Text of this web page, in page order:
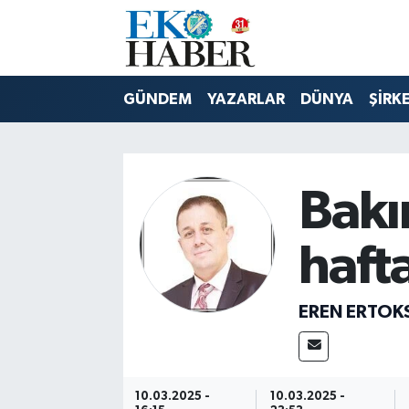
GÜNDEM YAZARLAR DÜNYA
EREN
10.03.2025 -
10.03.2025 -
Hava Durumu
Tüm Manşetler
Son Dakika Haberleri